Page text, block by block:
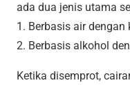
ada dua jenis utama
1. Berbasis air
2. Berbasis alkohol
Ketika disemprot,